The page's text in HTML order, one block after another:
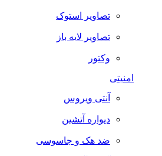
تصاویر استوک
تصاویر لایه باز
وکتور
امنیتی
آنتی ویروس
دیواره آتشین
ضد هک و جاسوسی